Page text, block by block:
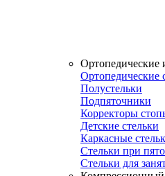
Ортопедические
Ортопедические
Полустельки
Подпяточники
Корректоры
Детские стельки
Каркасные
Стельки при
Стельки для